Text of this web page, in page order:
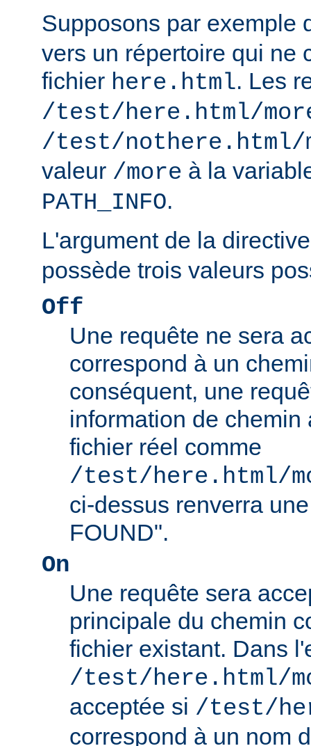
Supposons par exemple
vers un répertoire qui ne
fichier here.html. Les
/test/here.html/
/test/nothere.html/
valeur /more à la
PATH_INFO.
L'argument de la
possède trois valeurs
Off
Une requête ne sera
correspond à un
conséquent, une
information de chemin
fichier réel comme
/test/here.html/
ci-dessus renverra
FOUND".
On
Une requête sera
principale du chemin
fichier existant. Dans
/test/here.html/
acceptée si /test/
correspond à un nom